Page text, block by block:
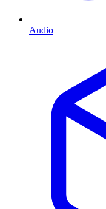
Audio